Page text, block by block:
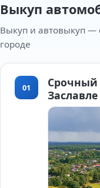
Выкуп
Выкуп и автовыкуп —
городе
01
Срочный
Заславле